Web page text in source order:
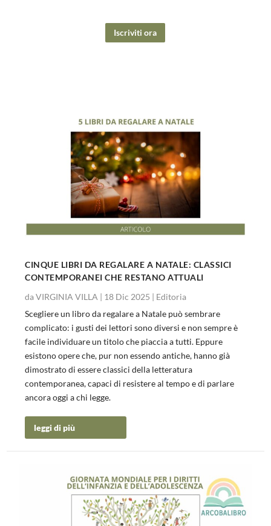
Iscriviti ora
CINQUE LIBRI DA REGALARE A NATALE: CLASSICI
CONTEMPORANEI CHE RESTANO ATTUALI
daVIRGINIA VILLA | 18 Dic 2025 | Editoria
Scegliere un libro da regalare a Natale può sembrare
complicato: i gusti dei lettori sono diversi e non sempre è
facile individuare un titolo che piaccia a tutti. Eppure
esistono opere che, pur non essendo antiche, hanno già
dimostrato di essere classici della letteratura
contemporanea, capaci di resistere al tempo e di parlare
ancora oggi a chi legge.
leggi di più